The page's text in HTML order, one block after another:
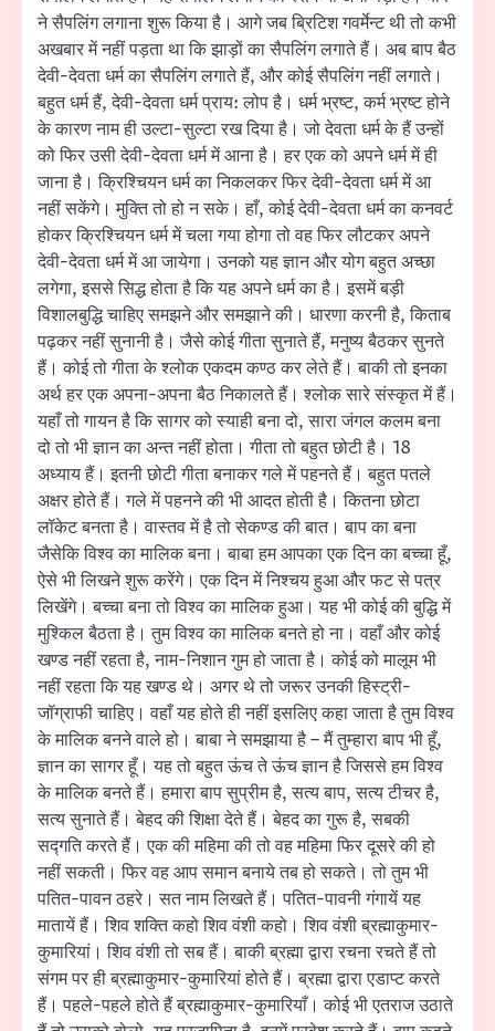
ने सैपलिंग लगाना शुरू किया है। आगे जब ब्रिटिश गवर्मेन्ट थी तो कभी
अखबार में नहीं पड़ता था कि झाड़ों का सैपलिंग लगाते हैं। अब बाप बैठ
देवी-देवता धर्म का सैपलिंग लगाते हैं, और कोई सैपलिंग नहीं लगाते।
बहुत धर्म हैं, देवी-देवता धर्म प्राय: लोप है। धर्म भ्रष्ट, कर्म भ्रष्ट होने
के कारण नाम ही उल्टा-सुल्टा रख दिया है। जो देवता धर्म के हैं उन्हों
को फिर उसी देवी-देवता धर्म में आना है। हर एक को अपने धर्म में ही
जाना है। क्रिश्चियन धर्म का निकलकर फिर देवी-देवता धर्म में आ
नहीं सकेंगे। मुक्ति तो हो न सके। हाँ, कोई देवी-देवता धर्म का कनवर्ट
होकर क्रिश्चियन धर्म में चला गया होगा तो वह फिर लौटकर अपने
देवी-देवता धर्म में आ जायेगा। उनको यह ज्ञान और योग बहुत अच्छा
लगेगा, इससे सिद्ध होता है कि यह अपने धर्म का है। इसमें बड़ी
विशालबुद्धि चाहिए समझने और समझाने की। धारणा करनी है, किताब
पढ़कर नहीं सुनानी है। जैसे कोई गीता सुनाते हैं, मनुष्य बैठकर सुनते
हैं। कोई तो गीता के श्लोक एकदम कण्ठ कर लेते हैं। बाकी तो इनका
अर्थ हर एक अपना-अपना बैठ निकालते हैं। श्लोक सारे संस्कृत में हैं।
यहाँ तो गायन है कि सागर को स्याही बना दो, सारा जंगल कलम बना
दो तो भी ज्ञान का अन्त नहीं होता। गीता तो बहुत छोटी है। 18
अध्याय हैं। इतनी छोटी गीता बनाकर गले में पहनते हैं। बहुत पतले
अक्षर होते हैं। गले में पहनने की भी आदत होती है। कितना छोटा
लॉकेट बनता है। वास्तव में है तो सेकण्ड की बात। बाप का बना
जैसेकि विश्व का मालिक बना। बाबा हम आपका एक दिन का बच्चा हूँ,
ऐसे भी लिखने शुरू करेंगे। एक दिन में निश्चय हुआ और फट से पत्र
लिखेंगे। बच्चा बना तो विश्व का मालिक हुआ। यह भी कोई की बुद्धि में
मुश्किल बैठता है। तुम विश्व का मालिक बनते हो ना। वहाँ और कोई
खण्ड नहीं रहता है, नाम-निशान गुम हो जाता है। कोई को मालूम भी
नहीं रहता कि यह खण्ड थे। अगर थे तो जरूर उनकी हिस्ट्री-
जॉग्राफी चाहिए। वहाँ यह होते ही नहीं इसलिए कहा जाता है तुम विश्व
के मालिक बनने वाले हो। बाबा ने समझाया है – मैं तुम्हारा बाप भी हूँ,
ज्ञान का सागर हूँ। यह तो बहुत ऊंच ते ऊंच ज्ञान है जिससे हम विश्व
के मालिक बनते हैं। हमारा बाप सुप्रीम है, सत्य बाप, सत्य टीचर है,
सत्य सुनाते हैं। बेहद की शिक्षा देते हैं। बेहद का गुरू है, सबकी
सद्गति करते हैं। एक की महिमा की तो वह महिमा फिर दूसरे की हो
नहीं सकती। फिर वह आप समान बनाये तब हो सकते। तो तुम भी
पतित-पावन ठहरे। सत नाम लिखते हैं। पतित-पावनी गंगायें यह
मातायें हैं। शिव शक्ति कहो शिव वंशी कहो। शिव वंशी ब्रह्माकुमार-
कुमारियां। शिव वंशी तो सब हैं। बाकी ब्रह्मा द्वारा रचना रचते हैं तो
संगम पर ही ब्रह्माकुमार-कुमारियां होते हैं। ब्रह्मा द्वारा एडाप्ट करते
हैं। पहले-पहले होते हैं ब्रह्माकुमार-कुमारियाँ। कोई भी एतराज उठाते